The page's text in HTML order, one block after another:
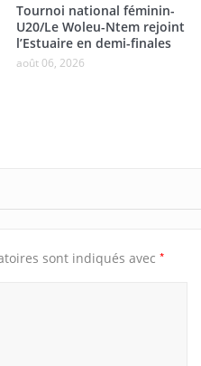
Tournoi national féminin-
U20/Le Woleu-Ntem rejoint
l’Estuaire en demi-finales
août 06, 2026
sont indiqués avec *